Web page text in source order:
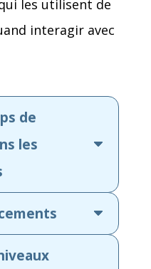
les utilisent de
interagir avec
de
les